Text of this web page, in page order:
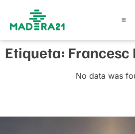
Etiqueta: Francesc
No data was